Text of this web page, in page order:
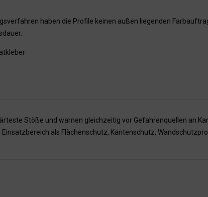
haben die Profile keinen außen liegenden
Stöße und warnen gleichzeitig vor Gefahrenquellen an
als Flächenschutz, Kantenschutz,